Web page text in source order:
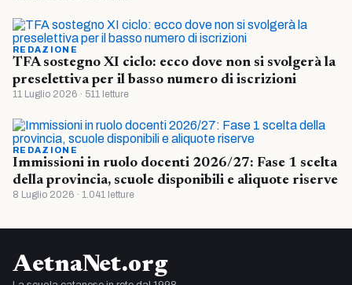
REDAZIONE
TFA sostegno XI ciclo: ecco dove non si svolgerà la
preselettiva per il basso numero di iscrizioni
11 Luglio 2026 · 511 letture
REDAZIONE
Immissioni in ruolo docenti 2026/27: Fase 1 scelta
della provincia, scuole disponibili e aliquote riserve
8 Luglio 2026 · 1.041 letture
AetnaNet.org